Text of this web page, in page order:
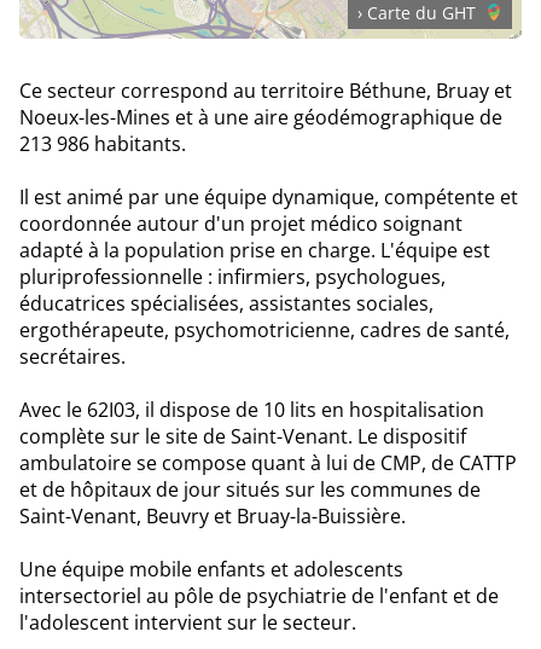
› Carte du GHT
Ce secteur correspond au territoire Béthune, Bruay et
Noeux-les-Mines et à une aire géodémographique de
213 986 habitants.
Il est animé par une équipe dynamique, compétente et
coordonnée autour d'un projet médico soignant
adapté à la population prise en charge. L'équipe est
pluriprofessionnelle : infirmiers, psychologues,
éducatrices spécialisées, assistantes sociales,
ergothérapeute, psychomotricienne, cadres de santé,
secrétaires.
Avec le 62I03, il dispose de 10 lits en hospitalisation
complète sur le site de Saint-Venant. Le dispositif
ambulatoire se compose quant à lui de CMP, de CATTP
et de hôpitaux de jour situés sur les communes de
Saint-Venant, Beuvry et Bruay-la-Buissière.
Une équipe mobile enfants et adolescents
intersectoriel au pôle de psychiatrie de l'enfant et de
l'adolescent intervient sur le secteur.